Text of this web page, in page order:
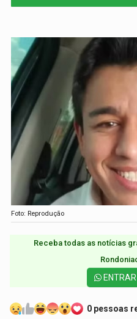
Foto: Reprodução
Receba todas as notícias
0 pessoas